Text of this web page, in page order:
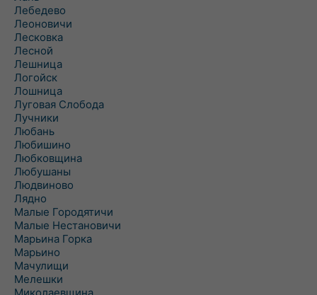
Лебедево
Леоновичи
Лесковка
Лесной
Лешница
Логойск
Лошница
Луговая Слобода
Лучники
Любань
Любишино
Любковщина
Любушаны
Людвиново
Лядно
Малые Городятичи
Малые Нестановичи
Марьина Горка
Марьино
Мачулищи
Мелешки